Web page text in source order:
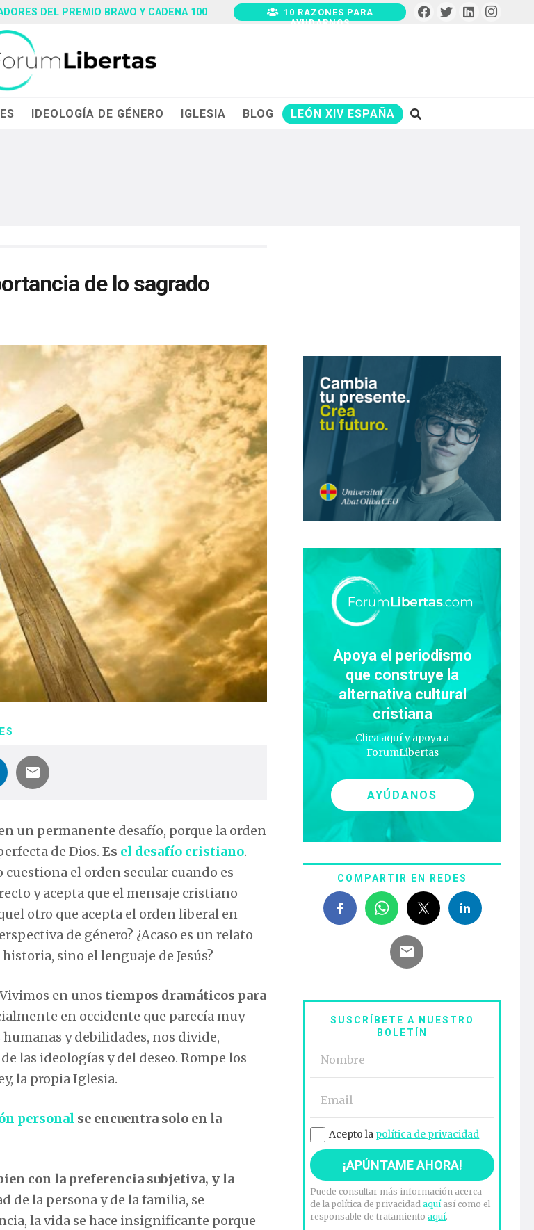
DEL PREMIO BRAVO Y CADENA 100
10 RAZONES PARA
AYUDARNOS
IDEOLOGÍA DE GÉNERO IGLESIA BLOG LEÓN XIV ESPAÑA
de lo sagrado
un permanente desafío, porque la orden
de Dios. Es el desafío cristiano.
cuestiona el orden secular cuando es
y acepta que el mensaje cristiano
otro que acepta el orden liberal en
de género? ¿Acaso es un relato
sino el lenguaje de Jesús?
en unos tiempos dramáticos para
en occidente que parecía muy
y debilidades, nos divide,
las ideologías y del deseo. Rompe los
la propia Iglesia.
personal se encuentra solo en la
con la preferencia subjetiva, y la
de la persona y de la familia, se
la vida se hace insignificante porque
Apoya el periodismo
que construye la
alternativa cultural
cristiana
Clica aquí y apoya a
ForumLibertas
AYÚDANOS
COMPARTIR EN REDES
SUSCRÍBETE A NUESTRO
BOLETÍN
Acepto la política de privacidad
Puede consultar más información acerca
de la política de privacidadaquíasí como el
responsable de tratamientoaquí.